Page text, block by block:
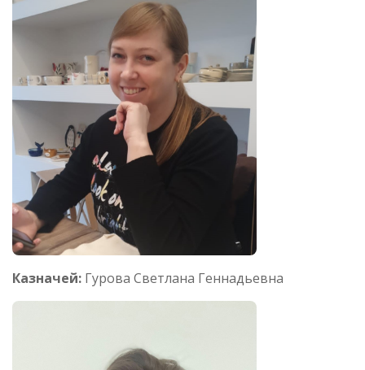
Казначей: Гурова Светлана Геннадьевна